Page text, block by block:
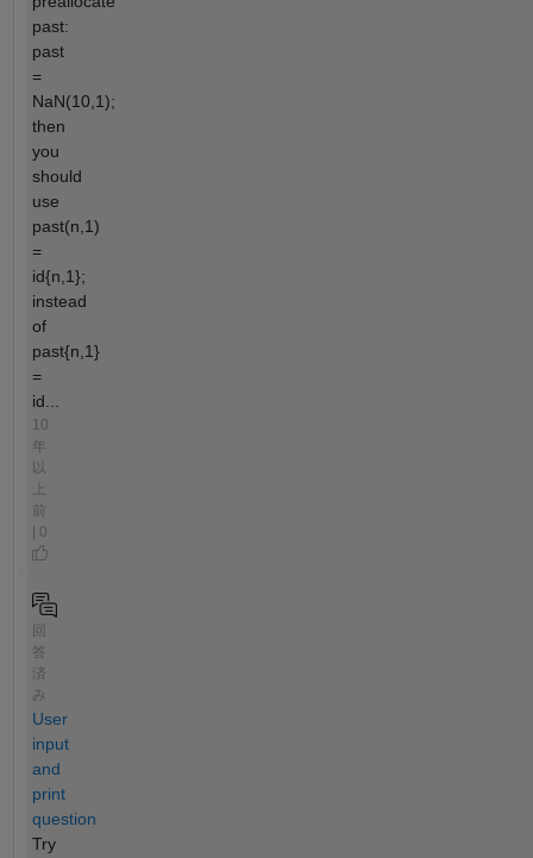
past:
past
=
NaN(10,1);
then
you
should
use
past(n,1)
=
id{n,1};
instead
of
past{n,1}
=
id...
10
年
以
前
| 0
回
答
済
み
User
input
and
print
question
Try